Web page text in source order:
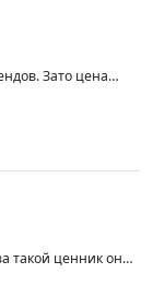
Зато цена
такой ценник она